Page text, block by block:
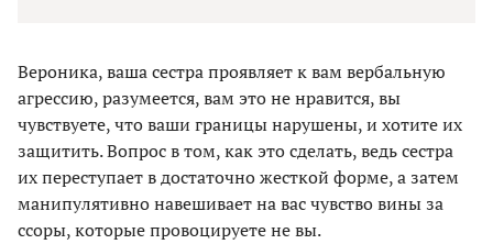
Вероника, ваша сестра проявляет к вам вербальную
агрессию, разумеется, вам это не нравится, вы
чувствуете, что ваши границы нарушены, и хотите их
защитить. Вопрос в том, как это сделать, ведь сестра
их переступает в достаточно жесткой форме, а затем
манипулятивно навешивает на вас чувство вины за
ссоры, которые провоцируете не вы.